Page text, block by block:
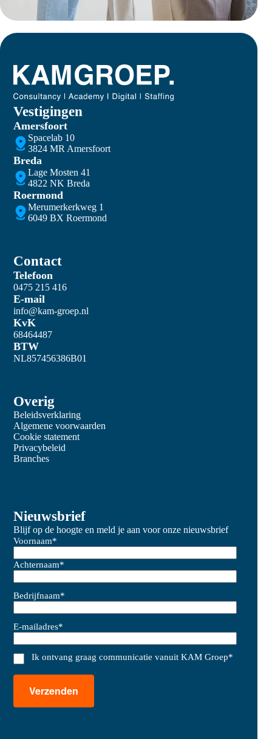
Vestigingen
Amersfoort
Spacelab 10
3824 MR Amersfoort
Breda
Lage Mosten 41
4822 NK Breda
Roermond
Merumerkerkweg 1
6049 BX Roermond
Contact
Telefoon
0475 215 416
E-mail
info@kam-groep.nl
KvK
68464487
BTW
NL857456386B01
Overig
Beleidsverklaring
Algemene voorwaarden
Cookie statement
Privacybeleid
Branches
Nieuwsbrief
Blijf op de hoogte en meld je aan voor onze nieuwsbrief
Voornaam*
Achternaam*
Bedrijfnaam*
E-mailadres*
Ik ontvang graag communicatie vanuit KAM Groep*